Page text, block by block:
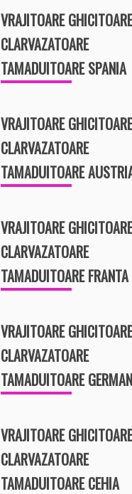
VRAJITOARE
CLARVAZATOARE
TAMADUITOARE SPANIA
VRAJITOARE
CLARVAZATOARE
TAMADUITOARE
VRAJITOARE
CLARVAZATOARE
TAMADUITOARE FRANTA
VRAJITOARE
CLARVAZATOARE
TAMADUITOARE
VRAJITOARE
CLARVAZATOARE
TAMADUITOARE CEHIA